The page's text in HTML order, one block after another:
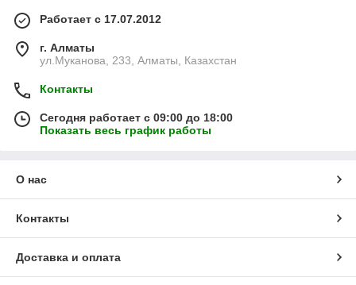
Работает с 17.07.2012
г. Алматы
ул.Муканова, 233, Алматы, Казахстан
Контакты
Сегодня работает с 09:00 до 18:00
Показать весь график работы
О нас
Контакты
Доставка и оплата